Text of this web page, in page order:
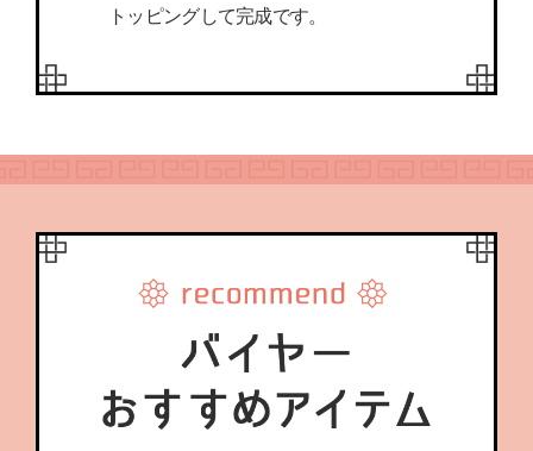
トッピングして完成です。